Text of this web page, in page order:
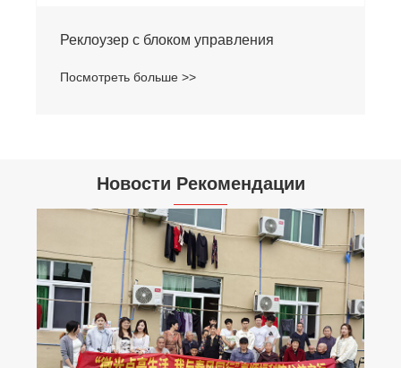
Реклоузер с блоком управления
Посмотреть больше >>
Новости Рекомендации